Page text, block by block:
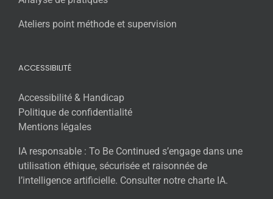
Ateliers point méthode et supervision
ACCESSIBILITÉ
Accessibilité & Handicap
Politique de confidentialité
Mentions légales
IA responsable : To Be Continued s’engage dans une
utilisation éthique, sécurisée et raisonnée de
l’intelligence artificielle. Consulter notre charte IA.